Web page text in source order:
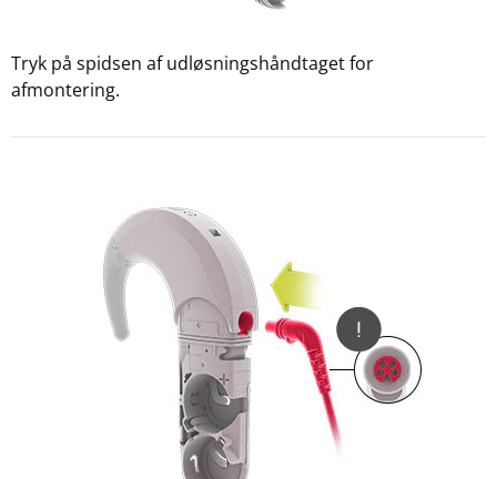
Tryk på spidsen af udløsningshåndtaget for
afmontering.